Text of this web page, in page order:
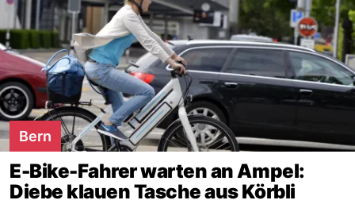
Bern
E-Bike-Fahrer warten an Ampel:
Diebe klauen Tasche aus Körbli